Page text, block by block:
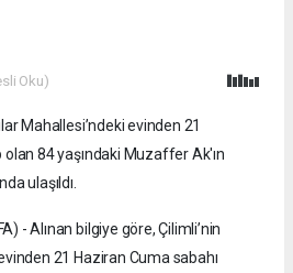
Oku)
Mahallesi’ndeki evinden 21
olan 84 yaşındaki Muzaffer Ak'ın
ulaşıldı.
- Alınan bilgiye göre, Çilimli’nin
21 Haziran Cuma sabahı